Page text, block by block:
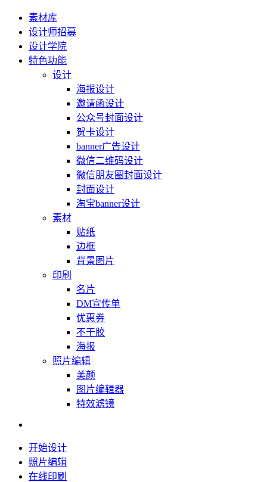
素材库
设计师招募
设计学院
特色功能
设计
海报设计
邀请函设计
公众号封面设计
贺卡设计
banner广告设计
微信二维码设计
微信朋友圈封面设计
封面设计
淘宝banner设计
素材
贴纸
边框
背景图片
印刷
名片
DM宣传单
优惠券
不干胶
海报
照片编辑
美颜
图片编辑器
特效滤镜
开始设计
照片编辑
在线印刷